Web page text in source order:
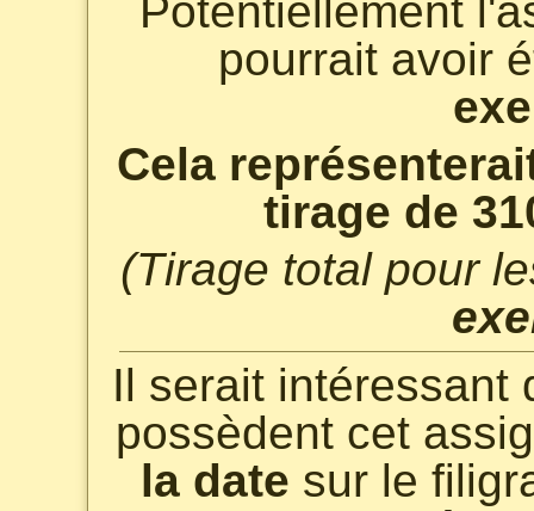
Potentiellement
pourrait avoir
Cela
tirage de
(Tirage total pour
Il serait intéressant
possèdent cet
la date sur le